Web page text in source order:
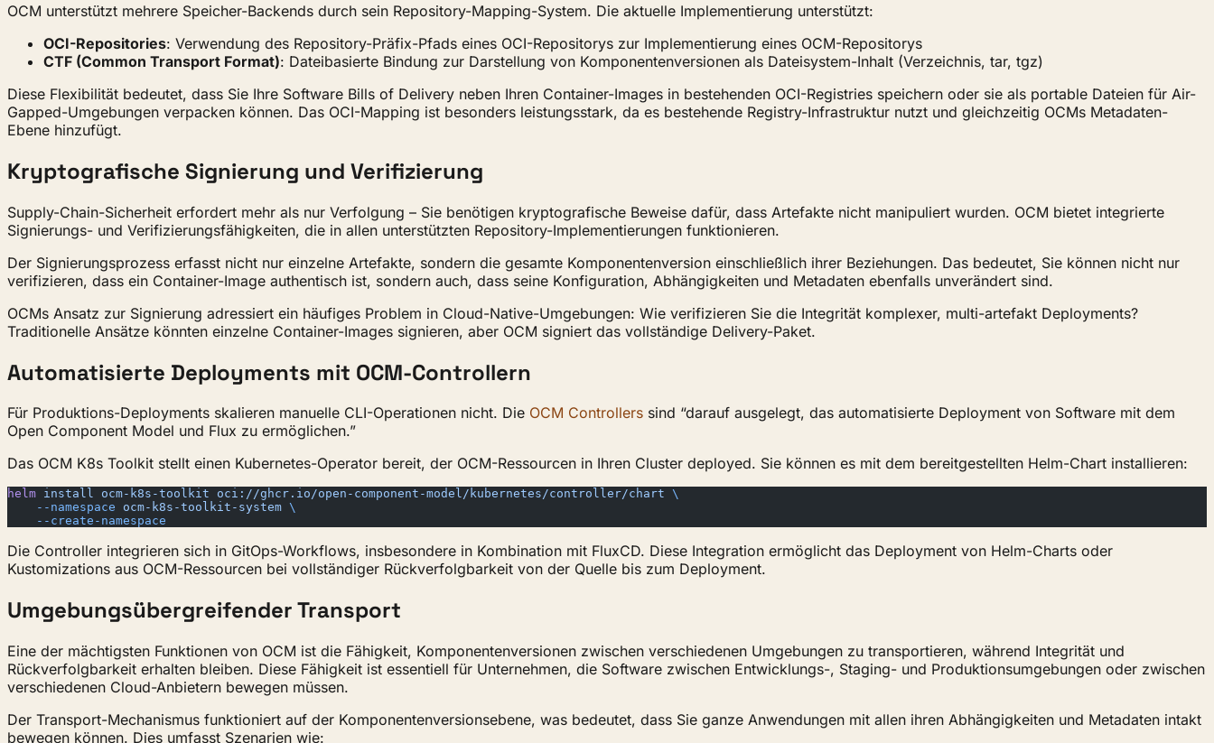
OCM unterstützt mehrere Speicher-Backends durch sein Repository-Mapping-System. Die aktuelle Implementierung unterstützt:
OCI-Repositories: Verwendung des Repository-Präfix-Pfads eines OCI-Repositorys zur Implementierung eines OCM-Repositorys
CTF (Common Transport Format): Dateibasierte Bindung zur Darstellung von Komponentenversionen als Dateisystem-Inhalt (Verzeichnis, tar, tgz)
Diese Flexibilität bedeutet, dass Sie Ihre Software Bills of Delivery neben Ihren Container-Images in bestehenden OCI-Registries speichern oder sie als portable Dateien für Air-
Gapped-Umgebungen verpacken können. Das OCI-Mapping ist besonders leistungsstark, da es bestehende Registry-Infrastruktur nutzt und gleichzeitig OCMs Metadaten-
Ebene hinzufügt.
Kryptografische Signierung und Verifizierung
Supply-Chain-Sicherheit erfordert mehr als nur Verfolgung – Sie benötigen kryptografische Beweise dafür, dass Artefakte nicht manipuliert wurden. OCM bietet integrierte
Signierungs- und Verifizierungsfähigkeiten, die in allen unterstützten Repository-Implementierungen funktionieren.
Der Signierungsprozess erfasst nicht nur einzelne Artefakte, sondern die gesamte Komponentenversion einschließlich ihrer Beziehungen. Das bedeutet, Sie können nicht nur
verifizieren, dass ein Container-Image authentisch ist, sondern auch, dass seine Konfiguration, Abhängigkeiten und Metadaten ebenfalls unverändert sind.
OCMs Ansatz zur Signierung adressiert ein häufiges Problem in Cloud-Native-Umgebungen: Wie verifizieren Sie die Integrität komplexer, multi-artefakt Deployments?
Traditionelle Ansätze könnten einzelne Container-Images signieren, aber OCM signiert das vollständige Delivery-Paket.
Automatisierte Deployments mit OCM-Controllern
Für Produktions-Deployments skalieren manuelle CLI-Operationen nicht. Die OCM Controllers sind “darauf ausgelegt, das automatisierte Deployment von Software mit dem
Open Component Model und Flux zu ermöglichen.”
Das OCM K8s Toolkit stellt einen Kubernetes-Operator bereit, der OCM-Ressourcen in Ihren Cluster deployed. Sie können es mit dem bereitgestellten Helm-Chart installieren:
helm install ocm-k8s-toolkit oci://ghcr.io/open-component-model/kubernetes/controller/chart \
    --namespace
ocm-k8s-toolkit-system \
    --create-namespace
Die Controller integrieren sich in GitOps-Workflows, insbesondere in Kombination mit FluxCD. Diese Integration ermöglicht das Deployment von Helm-Charts oder
Kustomizations aus OCM-Ressourcen bei vollständiger Rückverfolgbarkeit von der Quelle bis zum Deployment.
Umgebungsübergreifender Transport
Eine der mächtigsten Funktionen von OCM ist die Fähigkeit, Komponentenversionen zwischen verschiedenen Umgebungen zu transportieren, während Integrität und
Rückverfolgbarkeit erhalten bleiben. Diese Fähigkeit ist essentiell für Unternehmen, die Software zwischen Entwicklungs-, Staging- und Produktionsumgebungen oder zwischen
verschiedenen Cloud-Anbietern bewegen müssen.
Der Transport-Mechanismus funktioniert auf der Komponentenversionsebene, was bedeutet, dass Sie ganze Anwendungen mit allen ihren Abhängigkeiten und Metadaten intakt
bewegen können. Dies umfasst Szenarien wie: